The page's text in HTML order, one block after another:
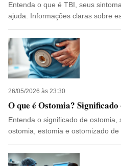
Entenda o que é TBI, seus
ajuda. Informações claras sobre
26/05/2026 às 23:30
O que é Ostomia?
Entenda o significado de
ostomia, estomia e ostomizado de